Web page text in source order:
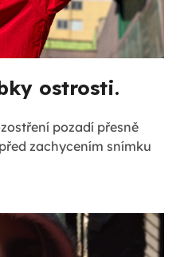
ostrosti.
pozadí přesně
zachycením snímku